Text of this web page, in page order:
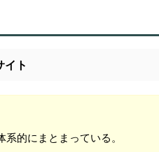
イト
的にまとまっている。